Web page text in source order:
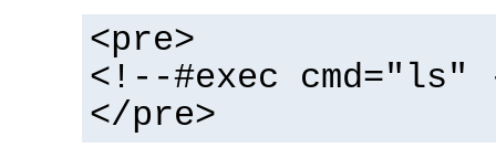
<pre>
<!--#exec cmd="ls"
</pre>